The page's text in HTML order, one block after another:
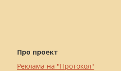
Про проект
Реклама на "Протокол"